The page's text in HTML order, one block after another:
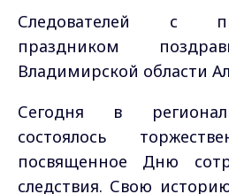
Следователей с
праздником
Владимирской области
Сегодня в
состоялось
посвященное Дню
следствия. Свою